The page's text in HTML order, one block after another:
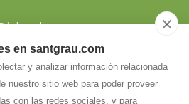
en santgrau.com
y analizar información relacionada
nuestro sitio web para poder proveer
con las redes sociales, y para
icloud.com
de Solsona km64, dirección
del Solsonas. Naves